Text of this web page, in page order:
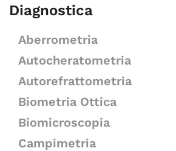
Diagnostica
Aberrometria
Autocheratometria
Autorefrattometria
Biometria Ottica
Biomicroscopia
Campimetria